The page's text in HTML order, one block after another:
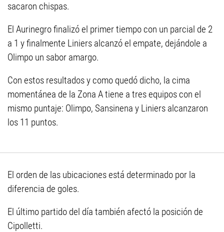
sacaron chispas.
El Aurinegro finalizó el primer tiempo con un parcial de 2
a 1 y finalmente Liniers alcanzó el empate, dejándole a
Olimpo un sabor amargo.
Con estos resultados y como quedó dicho, la cima
momentánea de la Zona A tiene a tres equipos con el
mismo puntaje: Olimpo, Sansinena y Liniers alcanzaron
los 11 puntos.
El orden de las ubicaciones está determinado por la
diferencia de goles.
El último partido del día también afectó la posición de
Cipolletti.